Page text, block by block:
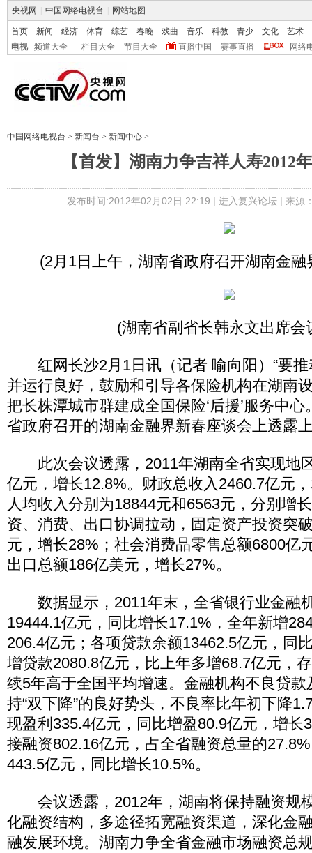
央视网 中国网络电视台 网站地图
首页 新闻 经济 体育 综艺 春晚 戏曲 音乐 科教 青少 文化
艺术
电视
频道大全 栏目大全 节目大全 直播中国 赛事直播 网络
中国网络电视台 > 新闻台 > 新闻中心 >
【首发】湖南力争吉祥人寿2012
发布时间:2012年02月02日 22:19 | 进入复兴论坛| 来源
(2月1日上午，湖南省政府召开湖南金融
(湖南省副省长韩永文出席会
红网长沙2月1日讯（记者 喻向阳）“要推
并运行良好，鼓励和引导各保险机构在湖南
把长株潭城市群建成全国保险‘后援’服务中
省政府召开的湖南金融界新春座谈会上透露
此次会议透露，2011年湖南全省实现地
亿元，增长12.8%。财政总收入2460.7亿元
人均收入分别为18844元和6563元，分别增
资、消费、出口协调拉动，固定资产投资突
元，增长28%；社会消费品零售总额6800亿
出口总额186亿美元，增长27%。
数据显示，2011年末，全省银行业金融
19444.1亿元，同比增长17.1%，全年新增
206.4亿元；各项贷款余额13462.5亿元，同
增贷款2080.8亿元，比上年多增68.7亿元，
续5年高于全国平均增速。金融机构不良贷
持“双下降”的良好势头，不良率比年初下降
现盈利335.4亿元，同比增盈80.9亿元，增长
接融资802.16亿元，占全省融资总量的
443.5亿元，同比增长10.5%。
会议透露，2012年，湖南将保持融资规
化融资结构，多途径拓宽融资渠道，深化金
融发展环境。湖南力争全省金融市场融资总